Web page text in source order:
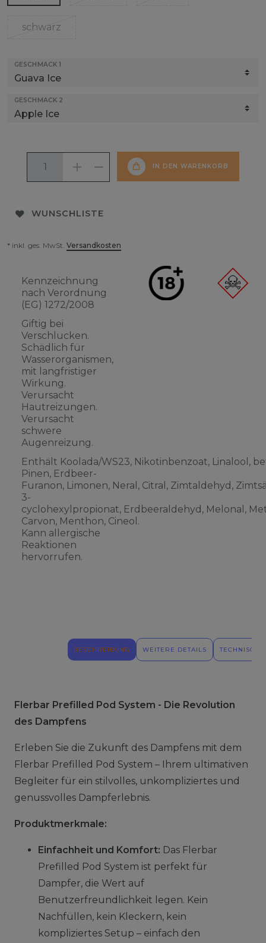
schwarz
GESCHMACK 1
GESCHMACK 2
IN DEN WARENKORB
WUNSCHLISTE
* inkl. ges. MwSt. Versandkosten
Kennzeichnung
nach Verordnung
(EG) 1272/2008
Giftig bei
Verschlucken.
Schädlich für
Wasserorganismen,
mit langfristiger
Wirkung.
Verursacht
Hautreizungen.
Verursacht
schwere
Augenreizung.
Enthält Koolada/WS23, Nikotinbenzoat, Linalool,
Pinen, Erdbeer-
Furanon, Limonen, Neral, Citral, Zimtaldehyd,
3-
cyclohexylpropionat, Erdbeeraldehyd, Melonal,
Carvon, Menthon, Cineol.
Kann allergische
Reaktionen
hervorrufen.
BESCHREIBUNG WEITERE DETAILS
Flerbar Prefilled Pod System - Die Revolution
des Dampfens
Erleben Sie die Zukunft des Dampfens mit dem
Flerbar Prefilled Pod System – Ihrem ultimativen
Begleiter für ein stilvolles, unkompliziertes und
genussvolles Dampferlebnis.
Produktmerkmale:
Einfachheit und Komfort: Das Flerbar
Prefilled Pod System ist perfekt für
Dampfer, die Wert auf
Benutzerfreundlichkeit legen. Kein
Nachfüllen, kein Kleckern, kein
kompliziertes Setup – einfach den